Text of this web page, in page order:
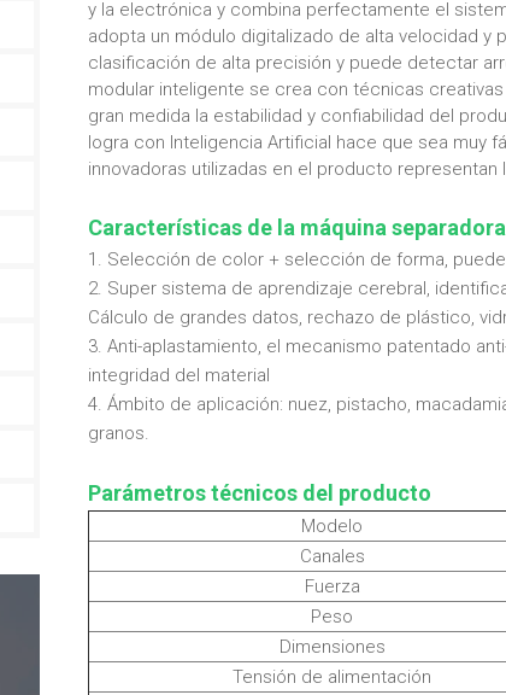
y la electrónica y combina perfectamente el
adopta un módulo digitalizado de alta velocidad
clasificación de alta precisión y puede detectar
modular inteligente se crea con técnicas
gran medida la estabilidad y confiabilidad del
logra con Inteligencia Artificial hace que sea muy
innovadoras utilizadas en el producto representan
Características de la máquina
1. Selección de color + selección de forma,
2. Super sistema de aprendizaje cerebral,
Cálculo de grandes datos, rechazo de plástico,
3. Anti-aplastamiento, el mecanismo patentado
integridad del material
4. Ámbito de aplicación: nuez, pistacho,
granos.
Parámetros técnicos del producto
Modelo
Canales
Fuerza
Peso
Dimensiones
Tensión de alimentación